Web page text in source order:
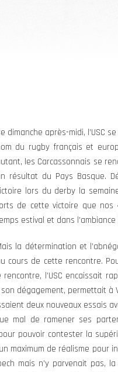
dimanche après-midi, l’USC
du rugby français et
les Carcassonnais se
résultat du Pays Basque.
lors du derby la
de cette victoire que
estival et dans
la détermination et
cours de cette rencontre.
l’USC encaissait
dégagement, permettait à
deux nouveaux essais
mal de ramener ses
pouvoir contester la
maximum de réalisme pour
mais n’y parvenait pas,